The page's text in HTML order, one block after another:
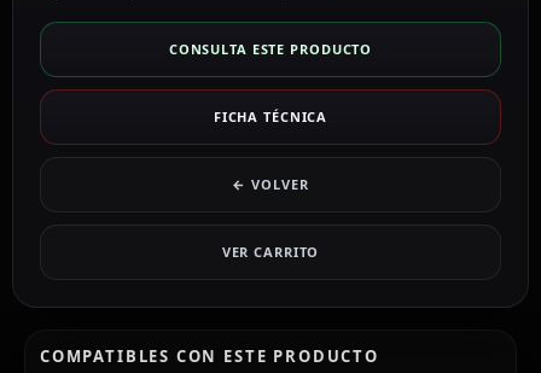
CONSULTA ESTE PRODUCTO
FICHA TÉCNICA
← VOLVER
VER CARRITO
COMPATIBLES CON ESTE PRODUCTO